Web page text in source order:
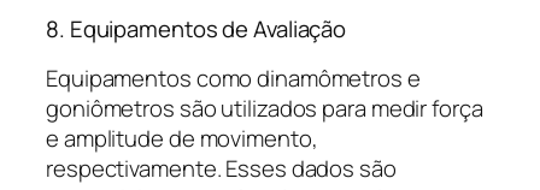
8. Equipamentos de Avaliação
Equipamentos como dinamômetros e
goniômetros são utilizados para medir força
e amplitude de movimento,
respectivamente. Esses dados são